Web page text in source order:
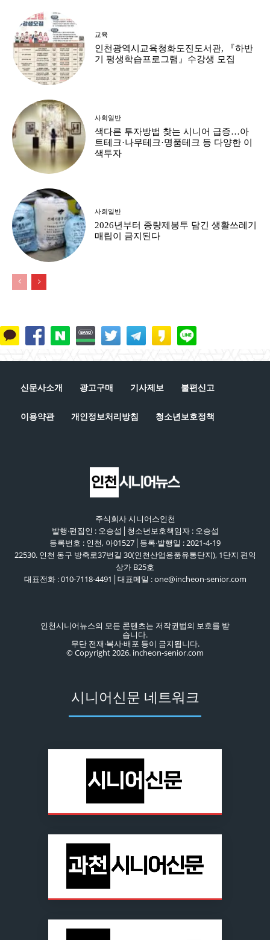
교육
인천광역시교육청화도진도서관, 『하반
기 평생학습프로그램』수강생 모집
사회일반
색다른 투자방법 찾는 시니어 급증…아
트테크·나무테크·명품테크 등 다양한 이
색투자
사회일반
2026년부터 종량제봉투 담긴 생활쓰레기
매립이 금지된다
신문사소개 광고구매 기사제보 불편신고
이용약관 개인정보처리방침 청소년보호정책
주식회사 시니어스인천
발행·편집인 : 오승섭│청소년보호책임자 : 오승섭
등록번호 : 인천, 아01527│등록·발행일 : 2021-4-19
22530. 인천 동구 방축로37번길 30(인천산업용품유통단지), 1단지 편익
상가 B25호
대표전화 : 010-7118-4491│대표메일 : one@incheon-senior.com
인천시니어뉴스의 모든 콘텐츠는 저작권법의 보호를 받
습니다.
무단 전재·복사·배포 등이 금지됩니다.
© Copyright 2026. incheon-senior.com
시니어신문 네트워크